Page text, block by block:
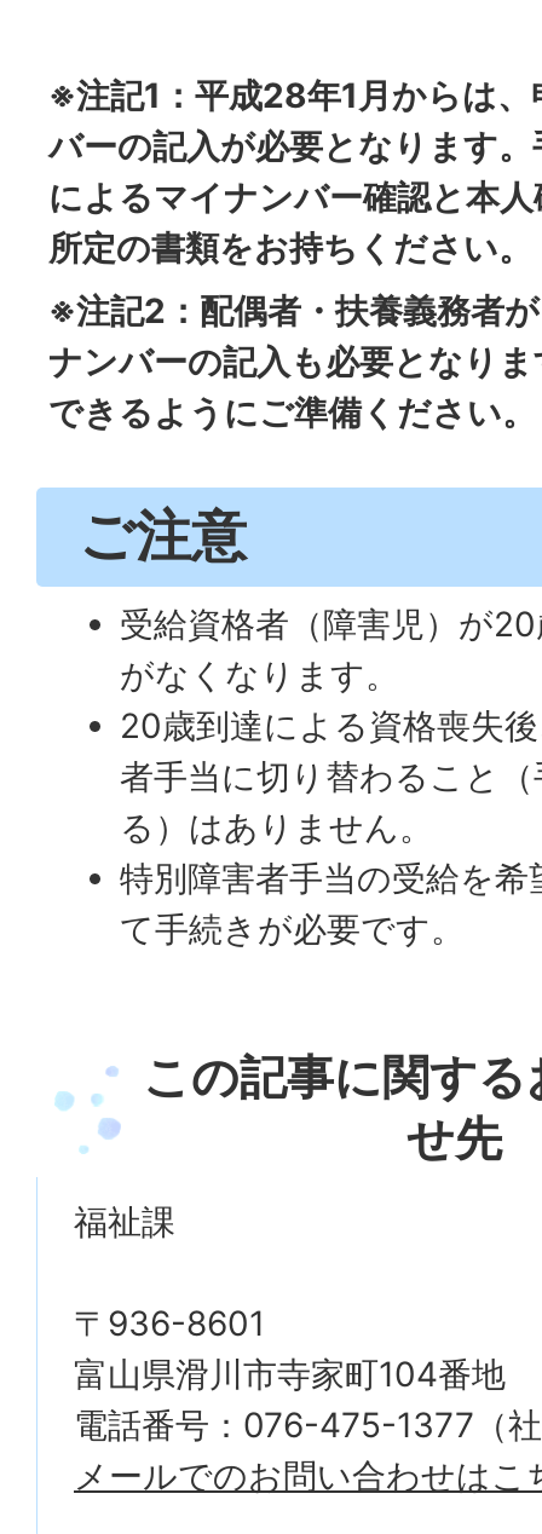
※注記1：平成28年1月からは
バーの記入が必要となります
によるマイナンバー確認と本
所定の書類をお持ちください。
※注記2：配偶者・扶養義務者
ナンバーの記入も必要となり
できるようにご準備ください。
ご注意
受給資格者（障害児）が
がなくなります。
20歳到達による資格喪失
者手当に切り替わること
る）はありません。
特別障害者手当の受給を
て手続きが必要です。
この記事に関す
せ先
福祉課
〒936-8601
富山県滑川市寺家町104番地
電話番号：076-475-1377（
メールでのお問い合わせはこ